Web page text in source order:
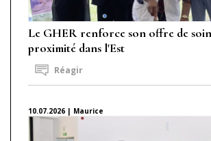
Le GHER renforce son offre de
proximité dans l'Est
Réagir
10.07.2026 | Maurice